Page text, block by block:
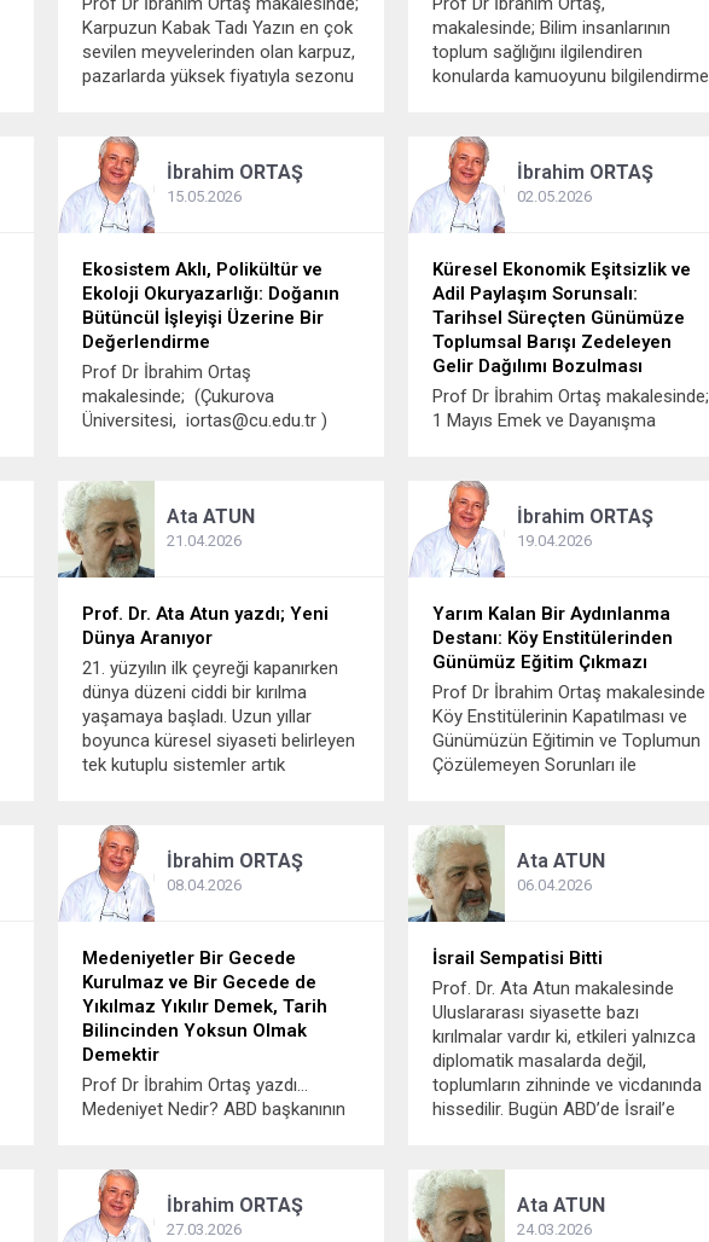
Karpuzun Kabak Tadı Yazın en çok
sevilen meyvelerinden olan karpuz,
pazarlarda yüksek fiyatıyla sezonu
Karpuz sezonu açılmış olmasına
rağmen sonuçtan memnun olan
pek yok; tüketiciler aldıkları
karpuzlarda eski...
makalesinde; Bilim insanlarının
toplum sağlığını ilgilendiren
konularda kamuoyunu bilgilendirme
önerilen bal, çay ve benzeri gıda
takviyelerinin etkileri abartılarak
aşıların önüne geçilmesinin ciddi bir
halk sağlığı sorunu...
İbrahim ORTAŞ
15.05.2026
Ekosistem Aklı, Polikültür ve
Ekoloji Okuryazarlığı: Doğanın
Bütüncül İşleyişi Üzerine Bir
Değerlendirme
Prof Dr İbrahim Ortaş
makalesinde; (Çukurova
Üniversitesi, iortas@cu.edu.tr )
ekosistemler belirli bir işleyiş
düzeni içinde varlığını sürdürüyor.
Doğada hiçbir canlı tek başına
yaşamıyor; tüm canlı sistemler,
işbirliği...
İbrahim ORTAŞ
02.05.2026
Küresel Ekonomik Eşitsizlik ve
Adil Paylaşım Sorunsalı:
Tarihsel Süreçten Günümüze
Toplumsal Barışı Zedeleyen
Gelir Dağılımı Bozulması
Prof Dr İbrahim Ortaş makalesinde;
1 Mayıs Emek ve Dayanışma
harcamaları ile ayrışmış yapısı artık
anlaşılmayacak bir duruma
gelmiştir. Bu durumun arkasında
ciddi bir dizi güç ilişkisi ve insanın
Ata ATUN
21.04.2026
Prof. Dr. Ata Atun yazdı; Yeni
Dünya Aranıyor
21. yüzyılın ilk çeyreği kapanırken
dünya düzeni ciddi bir kırılma
yaşamaya başladı. Uzun yıllar
boyunca küresel siyaseti belirleyen
tek kutuplu sistemler artık
müdahaleler, organize edilen
başkaldırılar, ekonomik yaptırımlar
ve uluslararası kurumların
etkinliğinin...
İbrahim ORTAŞ
19.04.2026
Yarım Kalan Bir Aydınlanma
Destanı: Köy Enstitülerinden
Günümüz Eğitim Çıkmazı
Prof Dr İbrahim Ortaş makalesinde
Köy Enstitülerinin Kapatılması ve
Günümüzün Eğitimin ve Toplumun
Çözülemeyen Sorunları ile
artık sokaktaki insandan devletin
en üst düzeyindeki yetkililere kadar
hiç kimsenin memnun olmadığı bir
millî sorun...
İbrahim ORTAŞ
08.04.2026
Medeniyetler Bir Gecede
Kurulmaz ve Bir Gecede de
Yıkılmaz Yıkılır Demek, Tarih
Bilincinden Yoksun Olmak
Demektir
Prof Dr İbrahim Ortaş yazdı…
Medeniyet Nedir? ABD başkanının
“medeniyetin bir gecede yok
edilmesi mümkün mü?” sorusunu
sordurtuyor. Arapça olan
Ata ATUN
06.04.2026
İsrail Sempatisi Bitti
Prof. Dr. Ata Atun makalesinde
Uluslararası siyasette bazı
kırılmalar vardır ki, etkileri yalnızca
diplomatik masalarda değil,
toplumların zihninde ve vicdanında
hissedilir. Bugün ABD’de İsrail’e
Yakın zamanda Gallup tarafından
yapılan anketler,...
İbrahim ORTAŞ
27.03.2026
Ata ATUN
24.03.2026